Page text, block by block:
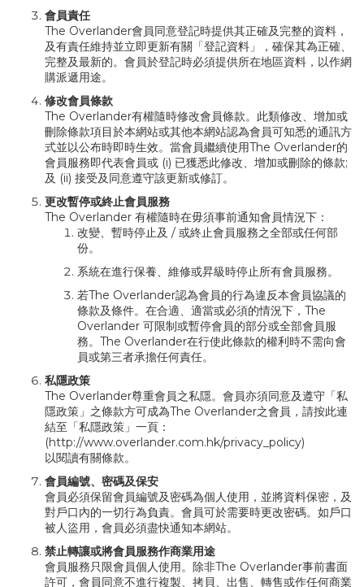
會員責任
The Overlander會員同意登記時提供其正確及完整的資料，
及有責任維持並立即更新有關「登記資料」，確保其為正確、
完整及最新的。會員於登記時必須提供所在地區資料，以作網
購派遞用途。
修改會員條款
The Overlander有權隨時修改會員條款。此類修改、增加或
刪除條款項目於本網站或其他本網站認為會員可知悉的通訊方
式並以公布時即時生效。當會員繼續使用The Overlander的
會員服務即代表會員或 (i) 已獲悉此修改、增加或刪除的條款;
及 (ii) 接受及同意遵守該更新或修訂。
更改暫停或終止會員服務
The Overlander 有權隨時在毋須事前通知會員情況下：
改變、暫時停止及 / 或終止會員服務之全部或任何部
份。
系統在進行保養、維修或昇級時停止所有會員服務。
若The Overlander認為會員的行為違反本會員協議的
條款及條件。在合適、適當或必須的情況下，The
Overlander 可限制或暫停會員的部分或全部會員服
務。The Overlander在行使此條款的權利時不需向會
員或第三者承擔任何責任。
私隱政策
The Overlander尊重會員之私隱。會員亦須同意及遵守「私
隱政策」之條款方可成為The Overlander之會員，請按此連
結至「私隱政策」一頁：
(http://www.overlander.com.hk/privacy_policy)
以閱讀有關條款。
會員編號、密碼及保安
會員必須保留會員編號及密碼為個人使用，並將資料保密，及
對戶口內的一切行為負責。會員可於需要時更改密碼。如戶口
被人盜用，會員必須盡快通知本網站。
禁止轉讓或將會員服務作商業用途
會員服務只限會員個人使用。除非The Overlander事前書面
許可，會員同意不進行複製、拷貝、出售、轉售或作任何商業